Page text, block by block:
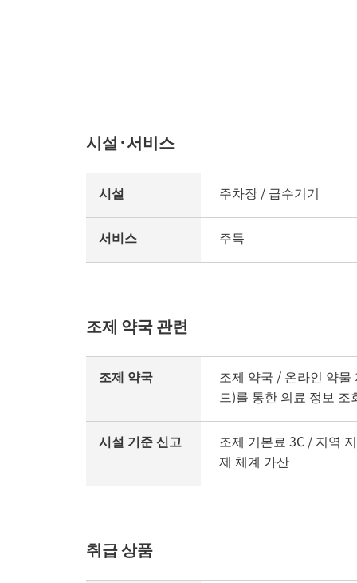
시설·서비스
시설 주차장 / 급수기기
서비스 주득
조제 약국 관련
조제 약국
조제 약국 / 온라인 약
드)를 통한 의료 정보 조
시설 기준 신고
조제 기본료 3C / 지역
제 체계 가산
취급 상품